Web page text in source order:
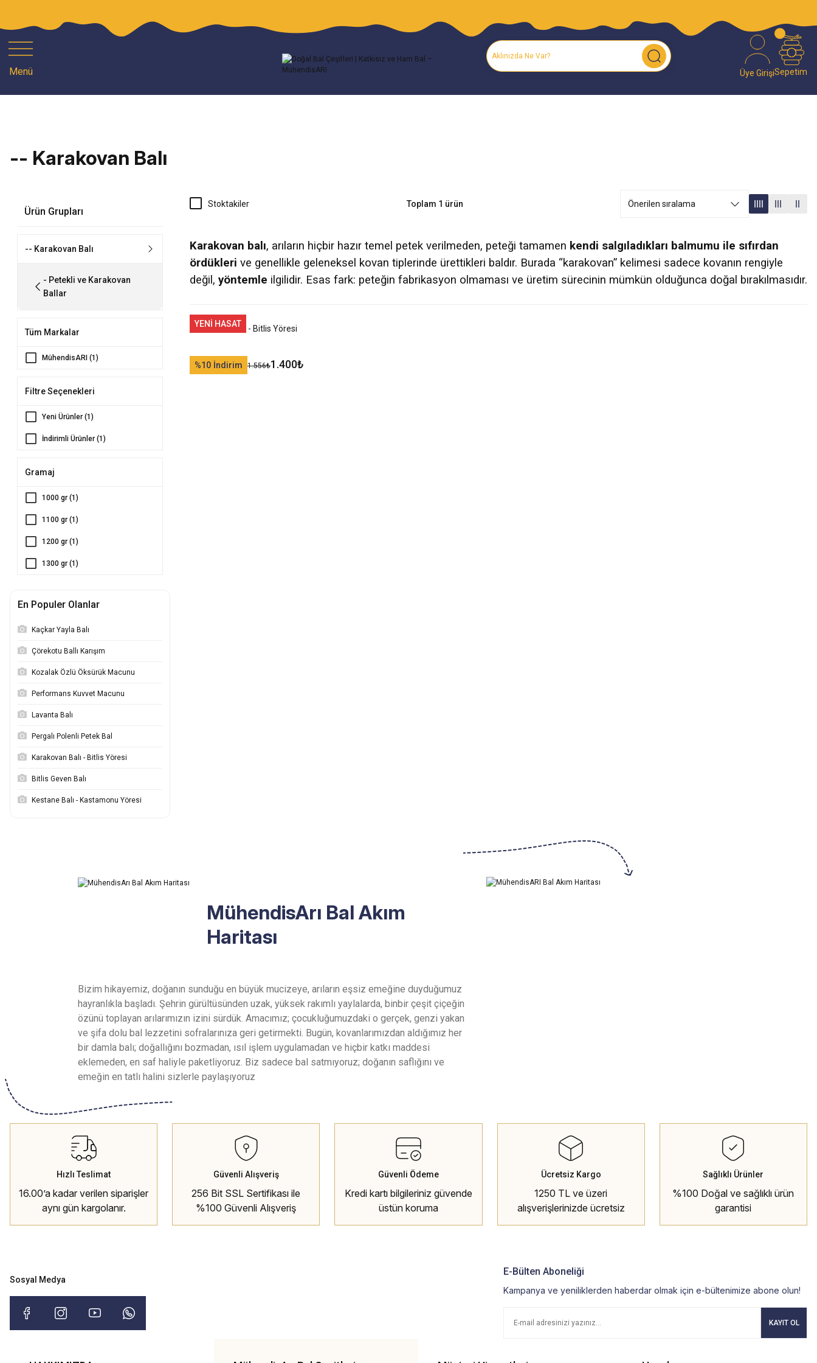
Menü Üye GirişiSepetim
-- Karakovan Balı
Ürün Grupları
-- Karakovan Balı
- Petekli ve Karakovan
Ballar
Tüm Markalar
MühendisARI (1)
Filtre Seçenekleri
Yeni Ürünler (1)
İndirimli Ürünler (1)
Gramaj
1000 gr (1)
1100 gr (1)
1200 gr (1)
1300 gr (1)
1500 gr (1)
En Populer Olanlar
Kaçkar Yayla Balı
Çörekotu Ballı Karışım
Kozalak Özlü Öksürük Macunu
Performans Kuvvet Macunu
Lavanta Balı
Pergalı Polenli Petek Bal
Karakovan Balı - Bitlis Yöresi
Bitlis Geven Balı
Kestane Balı - Kastamonu Yöresi
Stoktakiler Toplam 1 ürün
Karakovan balı, arıların hiçbir hazır temel petek verilmeden, peteği tamamen kendi salgıladıkları balmumu ile sıfırdan
ördükleri ve genellikle geleneksel kovan tiplerinde ürettikleri baldır. Burada “karakovan” kelimesi sadece kovanın rengiyle
değil, yöntemle ilgilidir. Esas fark: peteğin fabrikasyon olmaması ve üretim sürecinin mümkün olduğunca doğal bırakılmasıdır.
YENİ HASAT
Karakovan Balı - Bitlis Yöresi
%10 İndirim 1.556₺1.400₺
MühendisArı Bal Akım
Haritası
Bizim hikayemiz, doğanın sunduğu en büyük mucizeye, arıların eşsiz emeğine duyduğumuz
hayranlıkla başladı. Şehrin gürültüsünden uzak, yüksek rakımlı yaylalarda, binbir çeşit çiçeğin
özünü toplayan arılarımızın izini sürdük. Amacımız; çocukluğumuzdaki o gerçek, genzi yakan
ve şifa dolu bal lezzetini sofralarınıza geri getirmekti. Bugün, kovanlarımızdan aldığımız her
bir damla balı; doğallığını bozmadan, ısıl işlem uygulamadan ve hiçbir katkı maddesi
eklemeden, en saf haliyle paketliyoruz. Biz sadece bal satmıyoruz; doğanın saflığını ve
emeğin en tatlı halini sizlerle paylaşıyoruz
Hızlı Teslimat
16.00’a kadar verilen siparişler
aynı gün kargolanır.
Güvenli Alışveriş
256 Bit SSL Sertifikası ile
%100 Güvenli Alışveriş
Güvenli Ödeme
Kredi kartı bilgileriniz güvende
üstün koruma
Ücretsiz Kargo
1250 TL ve üzeri
alışverişlerinizde ücretsiz
kargo
Sağlıklı Ürünler
%100 Doğal ve sağlıklı ürün
garantisi
Sosyal Medya
E-Bülten Aboneliği
Kampanya ve yeniliklerden haberdar olmak için e-bültenimize abone olun!
KAYIT OL